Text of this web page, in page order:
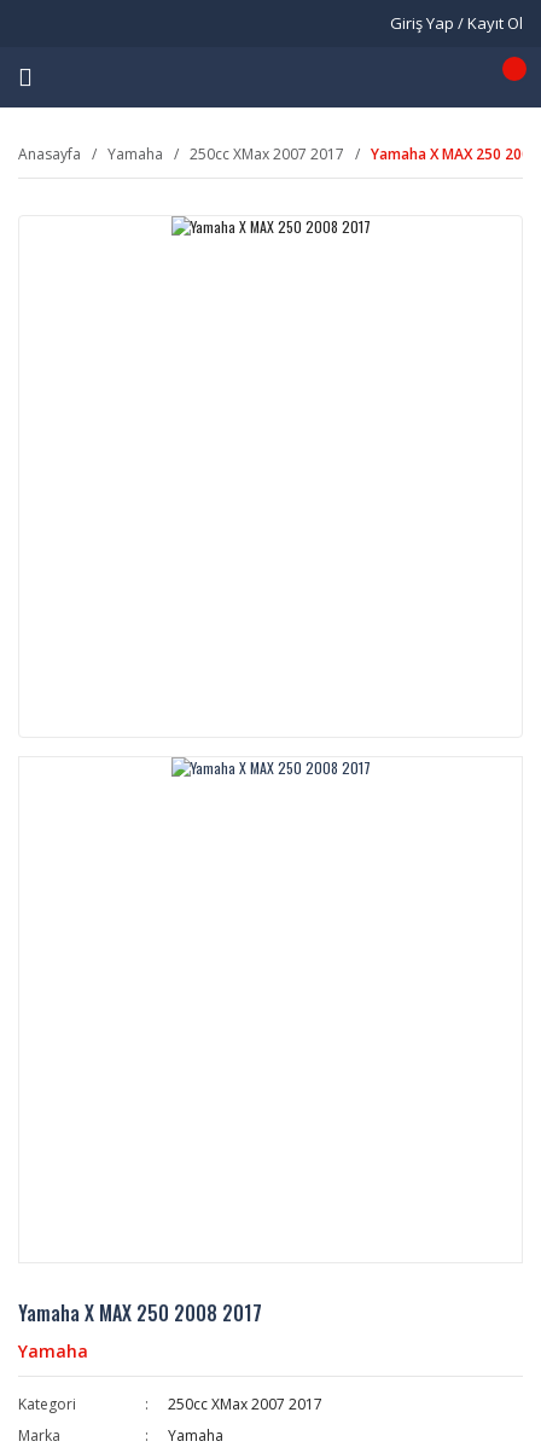
Giriş Yap / Kayıt Ol
Anasayfa Yamaha 250cc XMax 2007 2017 Yamaha X MAX 250
Yamaha X MAX 250 2008 2017
Yamaha
Kategori
250cc XMax 2007 2017
Marka
Yamaha